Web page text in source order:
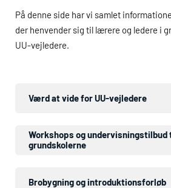
På denne side har vi samlet
der henvender sig til lærere og ledere i
UU-vejledere.
Værd at vide forUU-vejledere
Workshops og undervisningstilbud
grundskolerne
Brobygning og introduktionsforløb